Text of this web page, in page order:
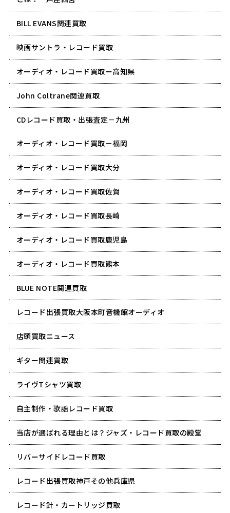
BILL EVANS関連買取
映画サントラ・レコード買取
オーディオ・レコード買取ー高知県
John Coltrane関連買取
CDレコード買取・出張査定－九州
オーディオ・レコード買取－福岡
オーディオ・レコード買取大分
オーディオ・レコード買取佐賀
オーディオ・レコード買取長崎
オーディオ・レコード買取鹿児島
オーディオ・レコード買取熊本
BLUE NOTE関連買取
レコード出張買取大阪本町音機館オーディオ
店頭買取ニュース
ギター関連買取
ライヴTシャツ買取
自主制作・歌謡レコード買取
当店が選ばれる理由とは？ジャズ・レコード買取の殿堂
リバーサイドレコード買取
レコード出張買取神戸その他兵庫県
レコード針・カートリッジ買取